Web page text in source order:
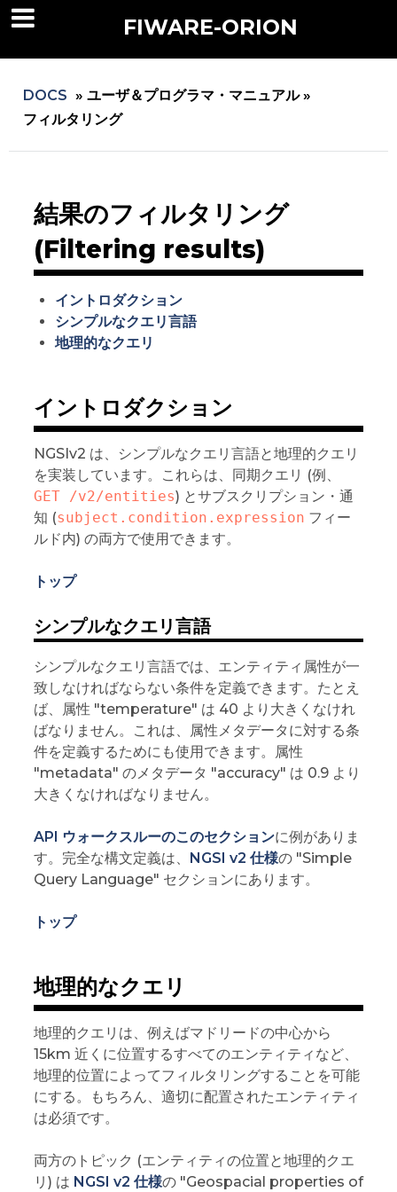
FIWARE-ORION
DOCS » ユーザ＆プログラマ・マニュアル »
フィルタリング
結果のフィルタリング
(Filtering results)
イントロダクション
シンプルなクエリ言語
地理的なクエリ
イントロダクション
NGSIv2 は、シンプルなクエリ言語と地理的クエリ
を実装しています。これらは、同期クエリ (例、
GET /v2/entities) とサブスクリプション・通
知 (subject.condition.expression フィー
ルド内) の両方で使用できます。
トップ
シンプルなクエリ言語
シンプルなクエリ言語では、エンティティ属性が一
致しなければならない条件を定義できます。たとえ
ば、属性 "temperature" は 40 より大きくなけれ
ばなりません。これは、属性メタデータに対する条
件を定義するためにも使用できます。属性
"metadata" のメタデータ "accuracy" は 0.9 より
大きくなければなりません。
API ウォークスルーのこのセクションに例がありま
す。完全な構文定義は、 NGSI v2 仕様の "Simple
Query Language" セクションにあります。
トップ
地理的なクエリ
地理的クエリは、例えばマドリードの中心から
15km 近くに位置するすべてのエンティティなど、
地理的位置によってフィルタリングすることを可能
にする。もちろん、適切に配置されたエンティティ
は必須です。
両方のトピック (エンティティの位置と地理的クエ
リ) は NGSI v2 仕様の "Geospacial properties of